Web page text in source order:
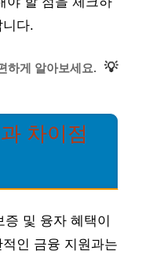
다.
하게 알아보세요. 💡
차이점
및 융자 혜택이
인 금융 지원과는